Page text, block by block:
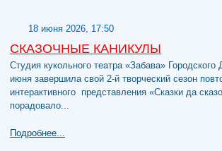
18 июня 2026, 17:50
СКАЗОЧНЫЕ КАНИКУЛЫ
Студия кукольного театра «Забава» Городского
июня завершила свой 2-й творческий сезон
интерактивного представления «Сказки да
порадовало...
Подробнее...